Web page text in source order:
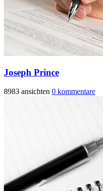
Joseph Prince
8983 ansichten 0 kommentare